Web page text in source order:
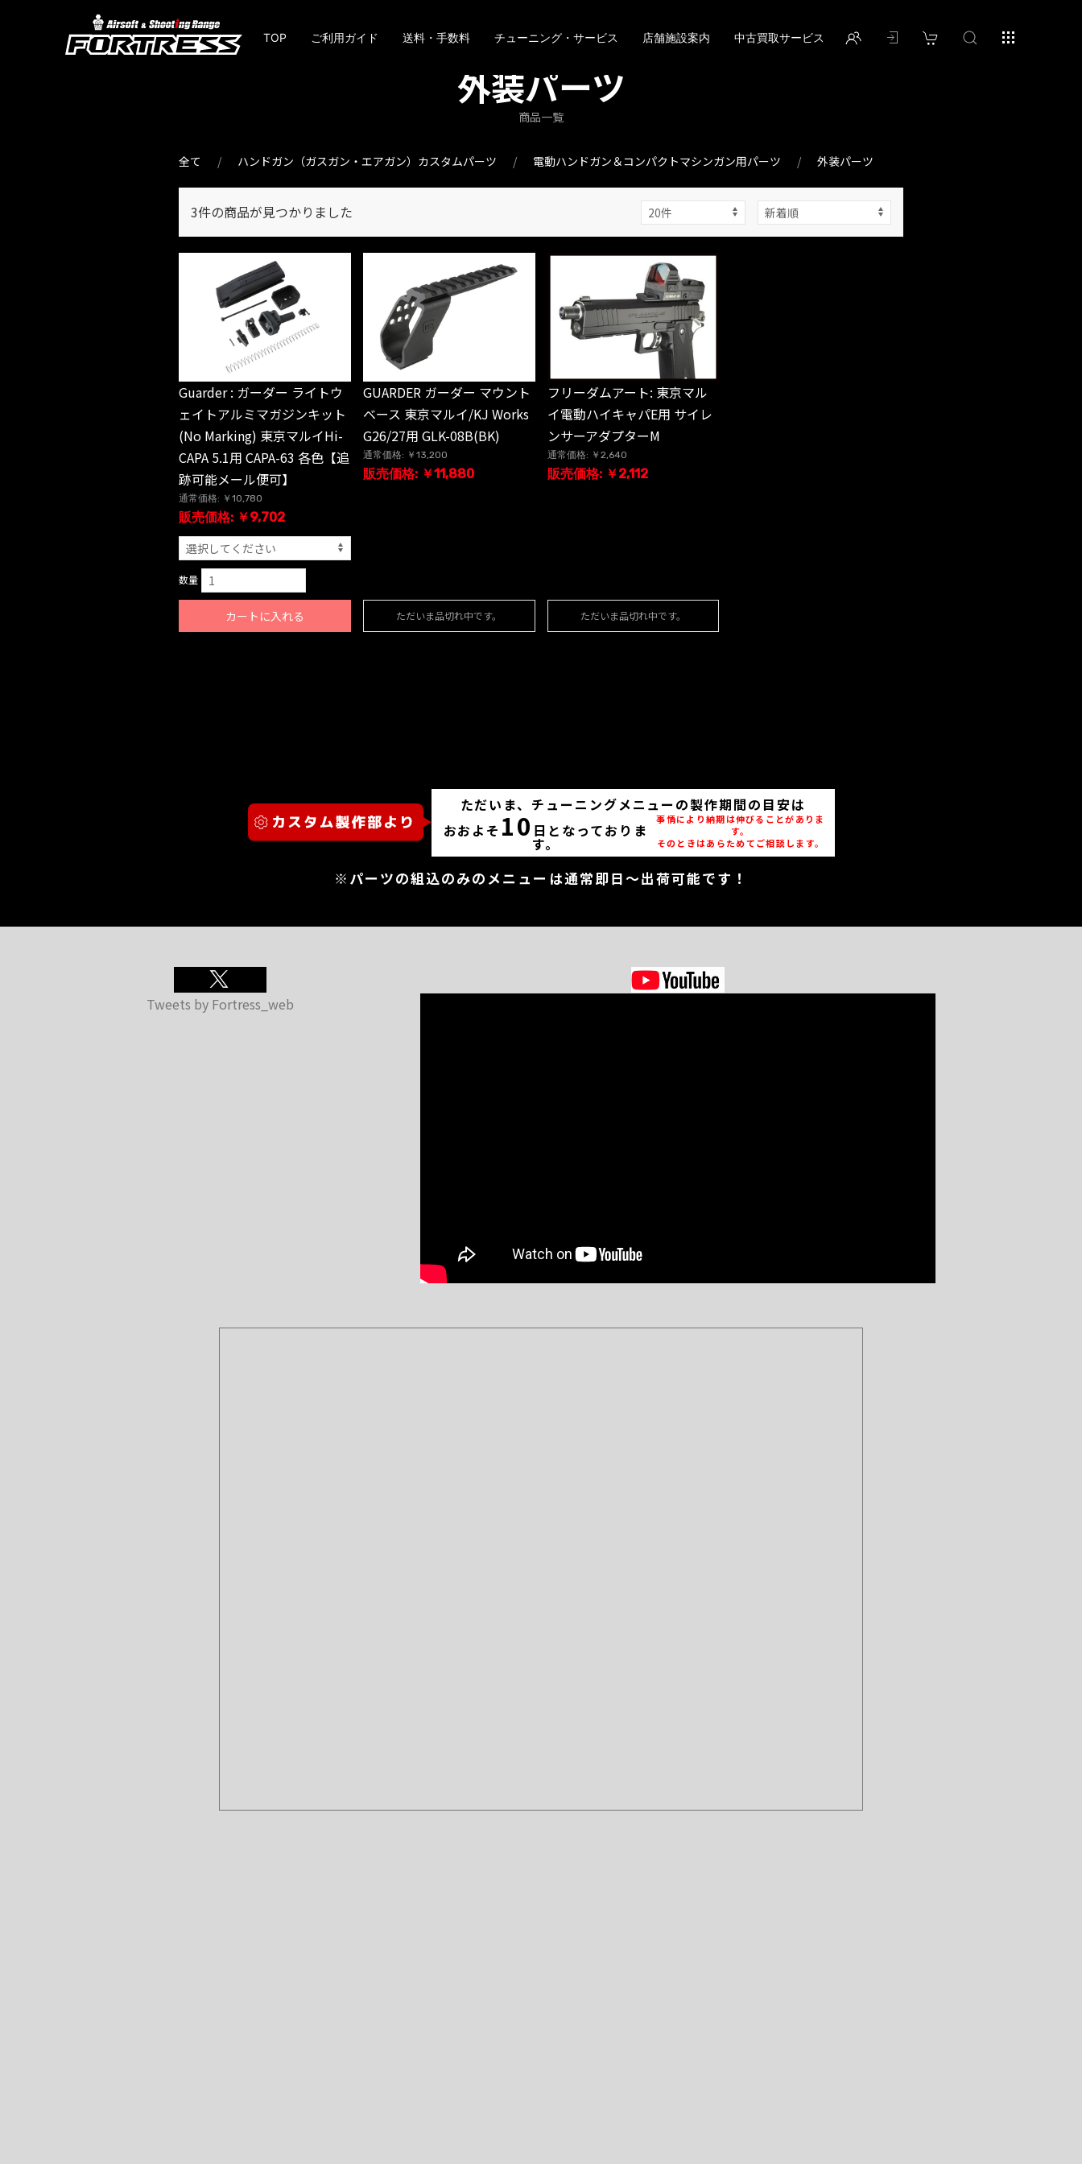
TOP ご利用ガイド 送料・手数料 チューニング・サービス 店舗施設案内 中古買取サービス
外装パーツ
商品一覧
全て ハンドガン（ガスガン・エアガン）カスタムパーツ 電動ハンドガン＆コンパクトマシンガン用パーツ 外装パーツ
3件の商品が見つかりました
Guarder : ガーダー ライトウ
ェイトアルミマガジンキット
(No Marking) 東京マルイHi-
CAPA 5.1用 CAPA-63 各色【追
跡可能メール便可】
通常価格: ￥10,780
販売価格: ￥9,702
数量
カートに入れる
GUARDER ガーダー マウント
ベース 東京マルイ/KJ Works
G26/27用 GLK-08B(BK)
通常価格: ￥13,200
販売価格: ￥11,880
ただいま品切れ中です。
フリーダムアート: 東京マル
イ電動ハイキャパE用 サイレ
ンサーアダプターM
通常価格: ￥2,640
販売価格: ￥2,112
ただいま品切れ中です。
ただいま、チューニングメニューの製作期間の目安は
おおよそ 10 日となっておりま
す。
事情により納期は伸びることがありま
す。
そのときはあらためてご相談します。
※パーツの組込のみのメニューは通常即日～出荷可能です！
Tweets by Fortress_web